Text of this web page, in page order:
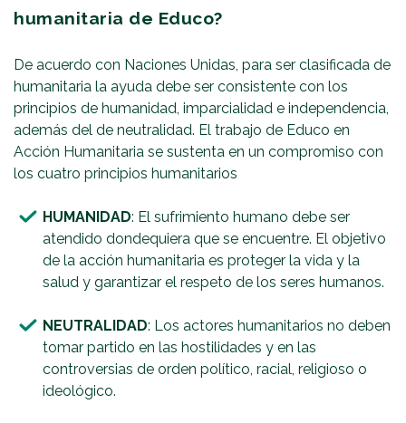
humanitaria de Educo?
De acuerdo con Naciones Unidas, para ser clasificada de
humanitaria la ayuda debe ser consistente con los
principios de humanidad, imparcialidad e independencia,
además del de neutralidad. El trabajo de Educo en
Acción Humanitaria se sustenta en un compromiso con
los cuatro principios humanitarios
HUMANIDAD: El sufrimiento humano debe ser
atendido dondequiera que se encuentre. El objetivo
de la acción humanitaria es proteger la vida y la
salud y garantizar el respeto de los seres humanos.
NEUTRALIDAD: Los actores humanitarios no deben
tomar partido en las hostilidades y en las
controversias de orden político, racial, religioso o
ideológico.